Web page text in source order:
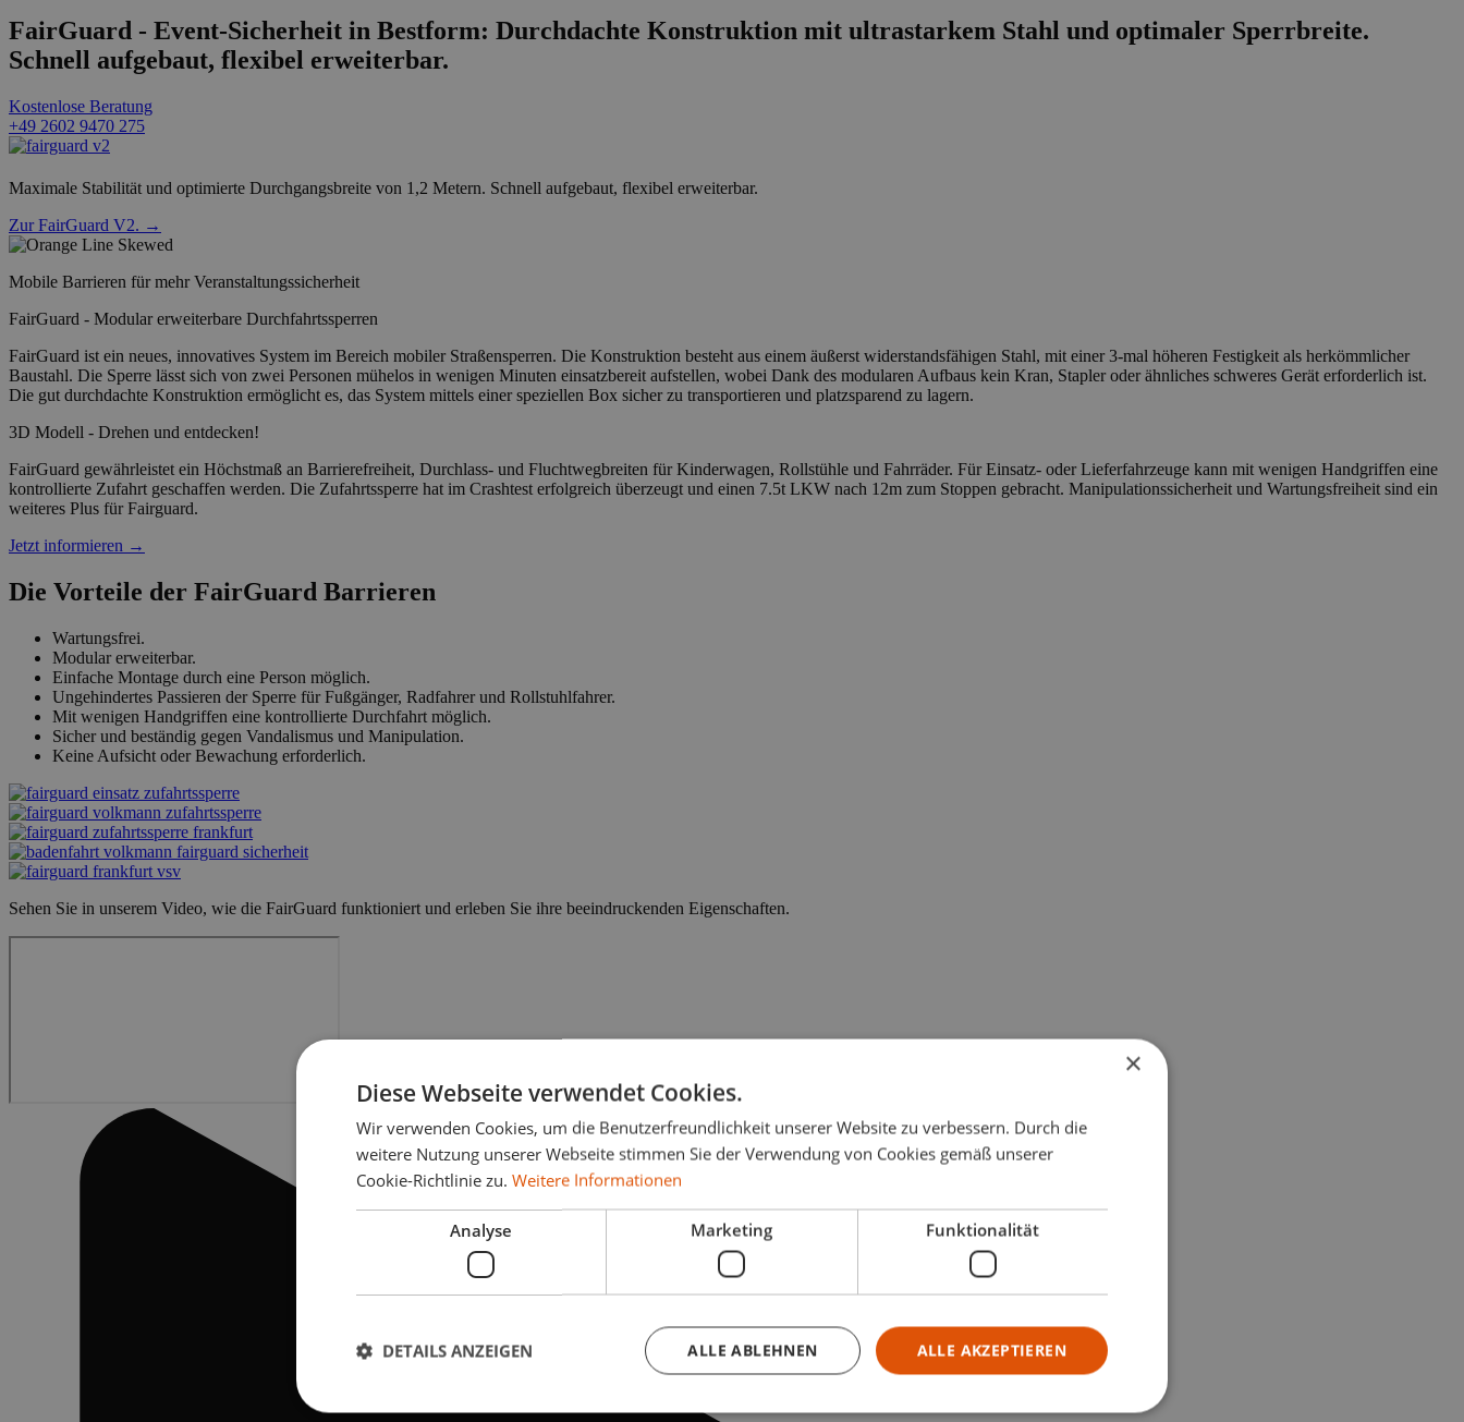
FairGuard - Event-Sicherheit in Bestform: Durchdachte Konstruktion mit ultrastarkem Stahl und optimaler Sperrbreite.
Schnell aufgebaut, flexibel erweiterbar.
Kostenlose Beratung
+49 2602 9470 275
Maximale Stabilität und optimierte Durchgangsbreite von 1,2 Metern. Schnell aufgebaut, flexibel erweiterbar.
Zur FairGuard V2. →
Mobile Barrieren für mehr Veranstaltungssicherheit
FairGuard - Modular erweiterbare Durchfahrtssperren
FairGuard ist ein neues, innovatives System im Bereich mobiler Straßensperren. Die Konstruktion besteht aus einem äußerst widerstandsfähigen Stahl, mit einer 3-mal höheren Festigkeit als herkömmlicher
Baustahl. Die Sperre lässt sich von zwei Personen mühelos in wenigen Minuten einsatzbereit aufstellen, wobei Dank des modularen Aufbaus kein Kran, Stapler oder ähnliches schweres Gerät erforderlich ist.
Die gut durchdachte Konstruktion ermöglicht es, das System mittels einer speziellen Box sicher zu transportieren und platzsparend zu lagern.
3D Modell - Drehen und entdecken!
FairGuard gewährleistet ein Höchstmaß an Barrierefreiheit, Durchlass- und Fluchtwegbreiten für Kinderwagen, Rollstühle und Fahrräder. Für Einsatz- oder Lieferfahrzeuge kann mit wenigen Handgriffen eine
kontrollierte Zufahrt geschaffen werden. Die Zufahrtssperre hat im Crashtest erfolgreich überzeugt und einen 7.5t LKW nach 12m zum Stoppen gebracht. Manipulationssicherheit und Wartungsfreiheit sind ein
weiteres Plus für Fairguard.
Jetzt informieren →
Die Vorteile der FairGuard Barrieren
Wartungsfrei.
Modular erweiterbar.
Einfache Montage durch eine Person möglich.
Ungehindertes Passieren der Sperre für Fußgänger, Radfahrer und Rollstuhlfahrer.
Mit wenigen Handgriffen eine kontrollierte Durchfahrt möglich.
Sicher und beständig gegen Vandalismus und Manipulation.
Keine Aufsicht oder Bewachung erforderlich.
Sehen Sie in unserem Video, wie die FairGuard funktioniert und erleben Sie ihre beeindruckenden Eigenschaften.
×
Diese Webseite verwendet Cookies.
Wir verwenden Cookies, um die Benutzerfreundlichkeit unserer Website zu verbessern. Durch die
weitere Nutzung unserer Webseite stimmen Sie der Verwendung von Cookies gemäß unserer
Cookie-Richtlinie zu. Weitere Informationen
Analyse Marketing Funktionalität
ALLE AKZEPTIEREN
ALLE ABLEHNEN
DETAILS ANZEIGEN